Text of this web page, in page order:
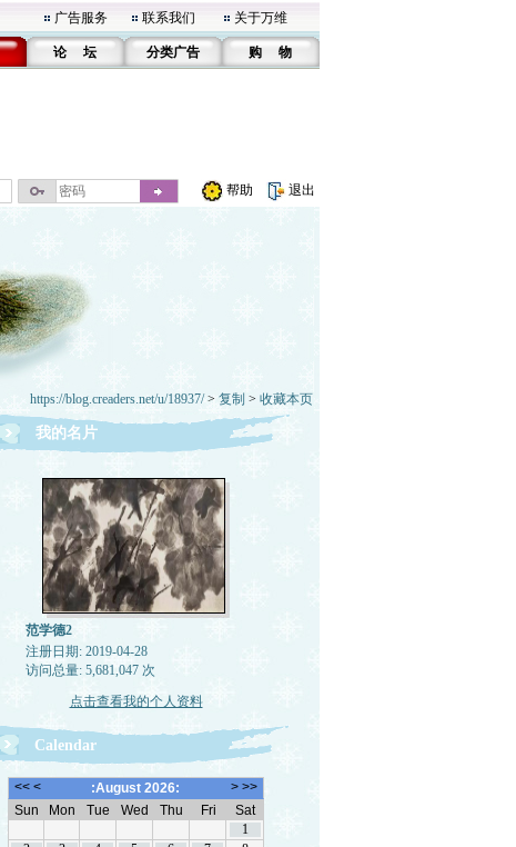
广告服务 联系我们 关于万维
论 坛 分类广告 购 物
帮助 退出
https://blog.creaders.net/u/18937/> 复制 > 收藏本页
我的名片
范学德2
注册日期: 2019-04-28
访问总量: 5,681,047 次
点击查看我的个人资料
Calendar